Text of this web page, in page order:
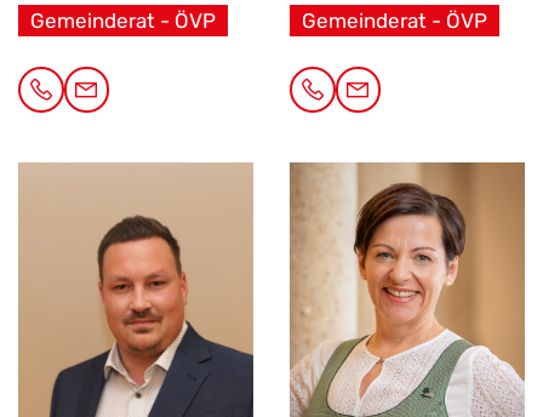
Gemeinderat - ÖVP Gemeinderat - ÖVP